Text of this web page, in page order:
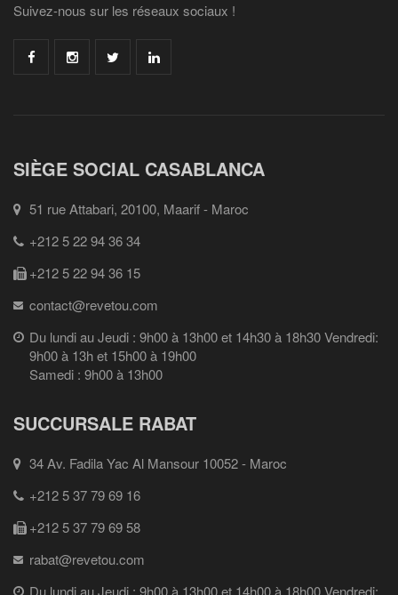
Suivez-nous sur les réseaux sociaux !
SIÈGE SOCIAL CASABLANCA
51 rue Attabari, 20100, Maarif - Maroc
+212 5 22 94 36 34
+212 5 22 94 36 15
contact@revetou.com
Du lundi au Jeudi : 9h00 à 13h00 et 14h30 à 18h30 Vendredi:
9h00 à 13h et 15h00 à 19h00
Samedi : 9h00 à 13h00
SUCCURSALE RABAT
34 Av. Fadila Yac Al Mansour 10052 - Maroc
+212 5 37 79 69 16
+212 5 37 79 69 58
rabat@revetou.com
Du lundi au Jeudi : 9h00 à 13h00 et 14h00 à 18h00 Vendredi: